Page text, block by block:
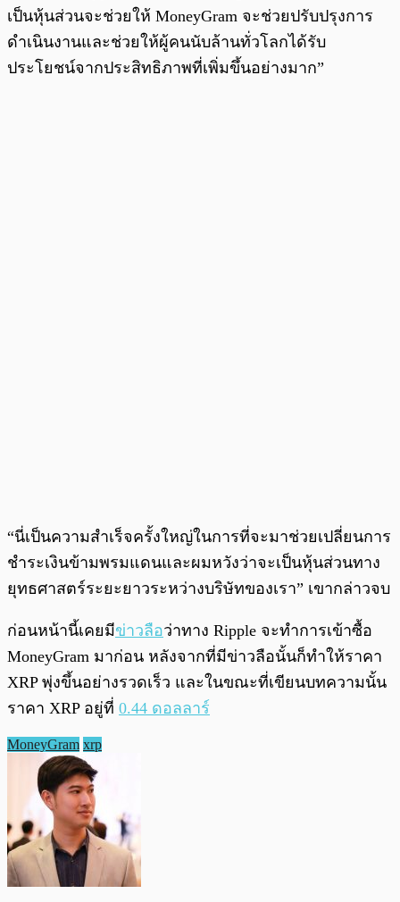
เป็นหุ้นส่วนจะช่วยให้ MoneyGram จะช่วยปรับปรุงการ
ดำเนินงานและช่วยให้ผู้คนนับล้านทั่วโลกได้รับ
ประโยชน์จากประสิทธิภาพที่เพิ่มขึ้นอย่างมาก”
“นี่เป็นความสำเร็จครั้งใหญ่ในการที่จะมาช่วยเปลี่ยนการ
ชำระเงินข้ามพรมแดนและผมหวังว่าจะเป็นหุ้นส่วนทาง
ยุทธศาสตร์ระยะยาวระหว่างบริษัทของเรา” เขากล่าวจบ
ก่อนหน้านี้เคยมีข่าวลือว่าทาง Ripple จะทำการเข้าซื้อ
MoneyGram มาก่อน หลังจากที่มีข่าวลือนั้นก็ทำให้ราคา
XRP พุ่งขึ้นอย่างรวดเร็ว และในขณะที่เขียนบทความนั้น
ราคา XRP อยู่ที่ 0.44 ดอลลาร์
MoneyGram xrp